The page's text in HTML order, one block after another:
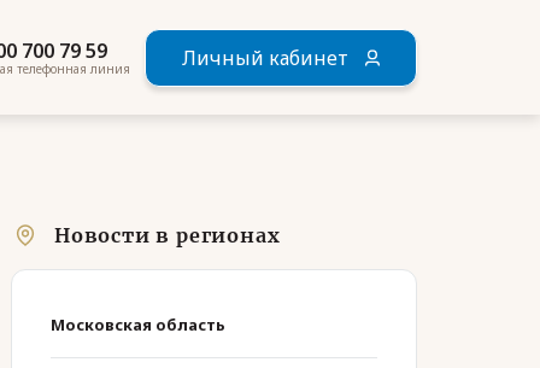
700 79 59
телефонная линия Личный кабинет
Новости в регионах
Московская область